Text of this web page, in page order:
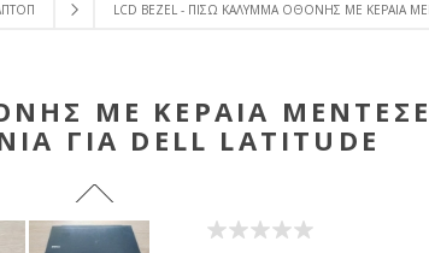
LCD BEZEL - ΠΙΣΩ ΚΑΛΥΜΜΑ ΟΘΟΝΗΣ ΜΕ ΚΕΡΑΙΑ
ΜΕ ΚΕΡΑΙΑ
ΓΙΑ DELL LATITUDE